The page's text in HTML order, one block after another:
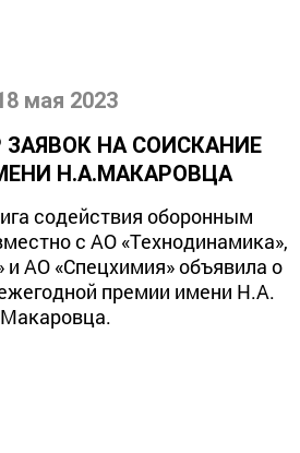
мая 2023
НА СОИСКАНИЕ
Н.А.МАКАРОВЦА
содействия оборонным
с АО «Технодинамика»,
АО «Спецхимия» объявила о
премии имени Н.А.
Макаровца.